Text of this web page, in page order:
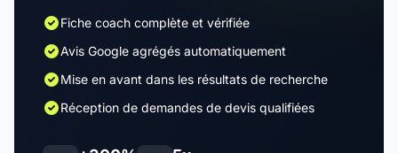
Fiche coach complète et vérifiée
Avis Google agrégés automatiquement
Mise en avant dans les résultats de recherche
Réception de demandes de devis qualifiées